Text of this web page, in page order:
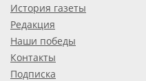
История газеты
Редакция
Наши победы
Контакты
Подписка